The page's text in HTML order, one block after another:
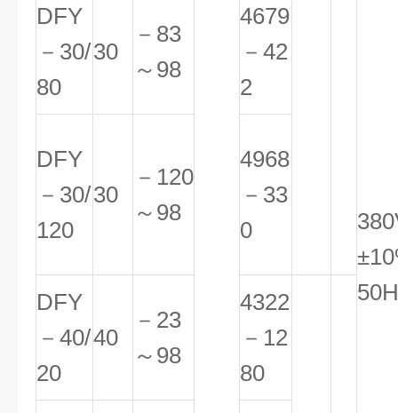
DFY
－30/
80
30
－83
～98
4679
－42
2
DFY
－30/
120
30
－120
～98
4968
－33
0
DFY
－40/
20
40
－23
～98
4322
－12
80